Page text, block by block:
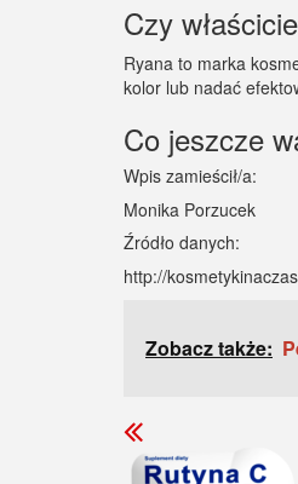
Czy
Ryana to marka
kolor lub nadać
Co jeszcze
Wpis zamieścił/a:
Monika Porzucek
Źródło danych:
http://
Zobacz także: